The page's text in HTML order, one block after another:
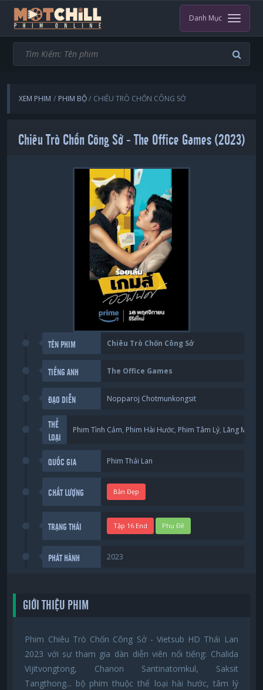
Danh Mục
XEM PHIM PHIM BỘ CHIÊU TRÒ CHỐN CÔNG SỞ
Chiêu Trò Chốn Công Sở - The Office Games (2023)
TÊN PHIM Chiêu Trò Chốn Công Sở
TIẾNG ANH The Office Games
ĐẠO DIỄN Nopparoj Chotmunkongsit
THỂ
LOẠI
Phim Tình Cảm, Phim Hài Hước, Phim Tâm Lý, Lãng Mạng
QUỐC GIA Phim Thái Lan
CHẤT LƯỢNG Bản Đẹp
TRẠNG THÁI Tập 16 End Phụ Đề
PHÁT HÀNH 2023
GIỚI THIỆU PHIM
Phim Chiêu Trò Chốn Công Sở - Vietsub HD Thái Lan
2023 với sự tham gia dàn diễn viên nổi tiếng: Chalida
Vijitvongtong, Chanon Santinatornkul, Saksit
Tangthong... bộ phim thuộc thể loại hài hước, tâm lý